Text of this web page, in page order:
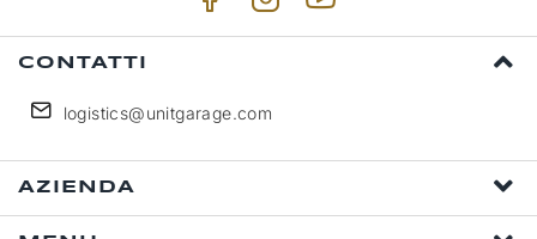
CONTATTI
logistics@unitgarage.com
AZIENDA